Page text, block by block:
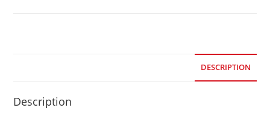
DESCRIPTION
Description